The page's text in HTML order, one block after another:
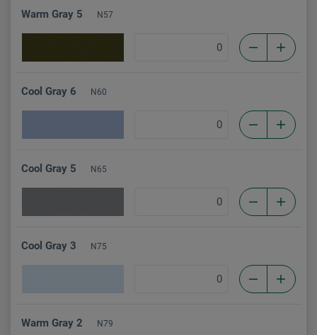
Warm Gray 5 N57
Cool Gray 6 N60
Cool Gray 5 N65
Cool Gray 3 N75
Warm Gray 2 N79